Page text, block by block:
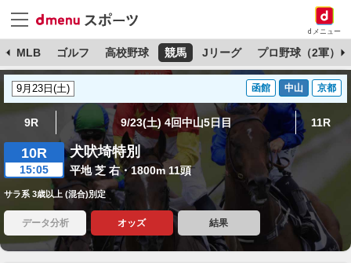
dメニュー
MLB ゴルフ 高校野球 競馬 Jリーグ プロ野球（2軍）
函館 中山 京都
9R 9/23(土) 4回中山5日目 11R
10R
15:05
犬吠埼特別
平地 芝 右・1800m 11頭
サラ系 3歳以上 (混合)別定
データ分析 オッズ 結果